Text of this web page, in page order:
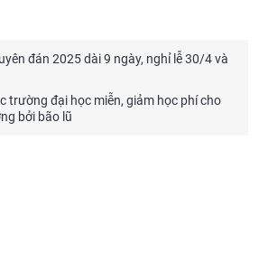
đán 2025 dài 9 ngày, nghỉ lễ 30/4 và
trường đại học miễn, giảm học phí cho
bởi bão lũ